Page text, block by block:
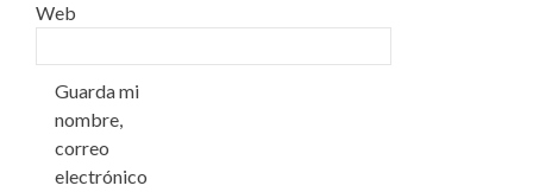
Web
Guarda mi
nombre,
correo
electrónico